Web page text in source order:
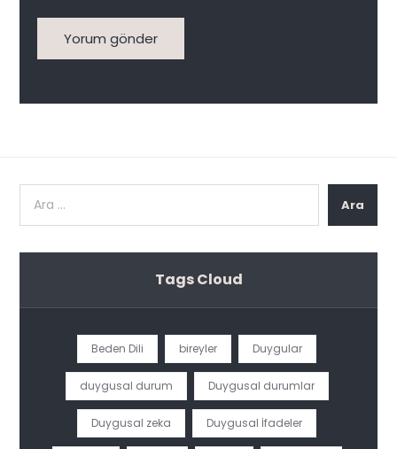
Yorum gönder
Ara
Tags Cloud
Beden Dili bireyler Duygular
duygusal durum Duygusal durumlar
Duygusal zeka Duygusal İfadeler